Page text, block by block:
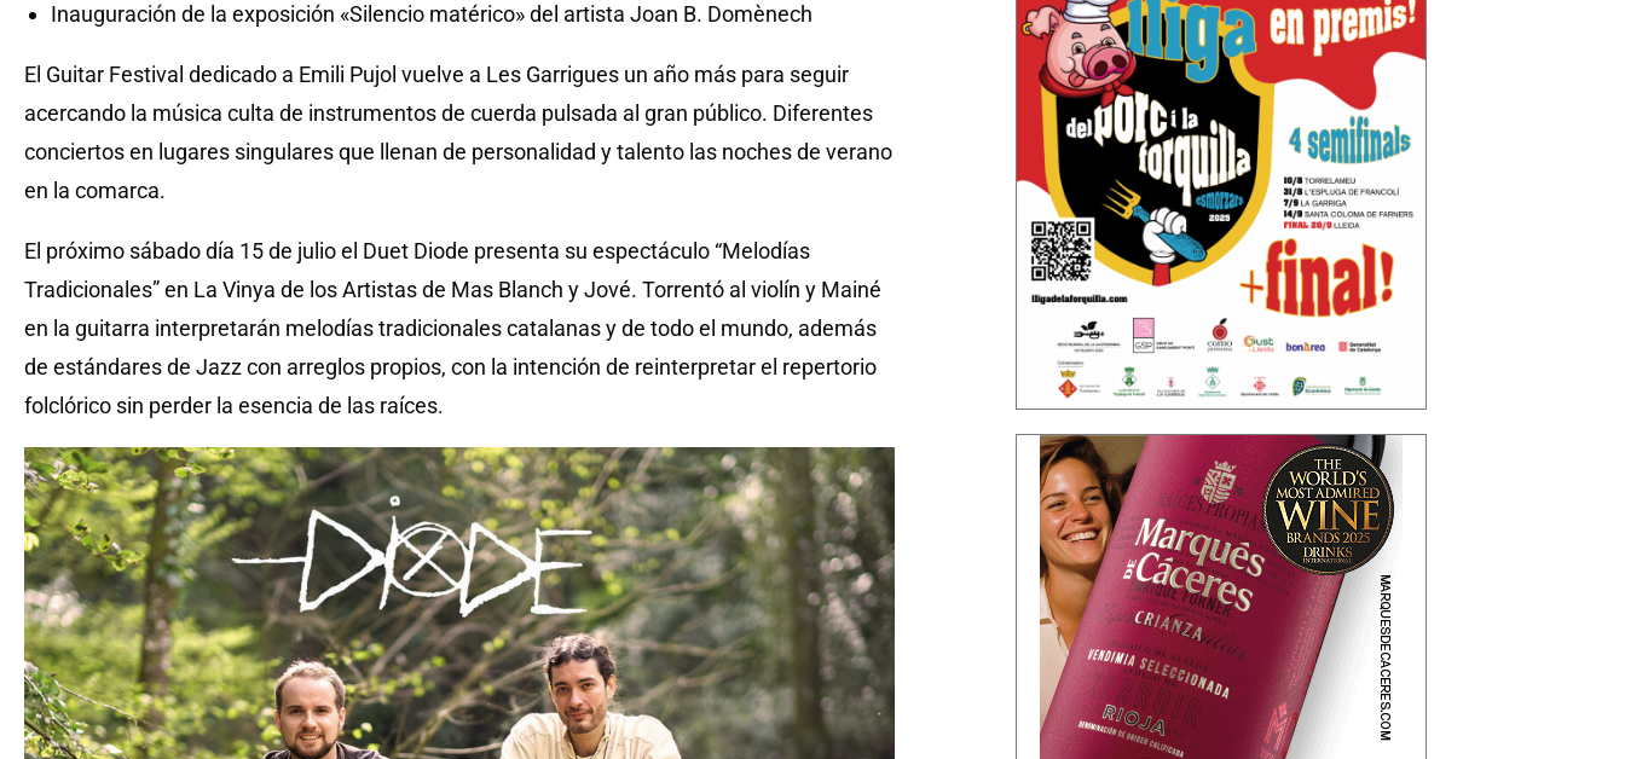
Inauguración de la exposición «Silencio matérico» del artista Joan B. Domènech
El Guitar Festival dedicado a Emili Pujol vuelve a Les Garrigues un año más para seguir
acercando la música culta de instrumentos de cuerda pulsada al gran público. Diferentes
conciertos en lugares singulares que llenan de personalidad y talento las noches de verano
en la comarca.
El próximo sábado día 15 de julio el Duet Diode presenta su espectáculo “Melodías
Tradicionales” en La Vinya de los Artistas de Mas Blanch y Jové. Torrentó al violín y Mainé
en la guitarra interpretarán melodías tradicionales catalanas y de todo el mundo, además
de estándares de Jazz con arreglos propios, con la intención de reinterpretar el repertorio
folclórico sin perder la esencia de las raíces.